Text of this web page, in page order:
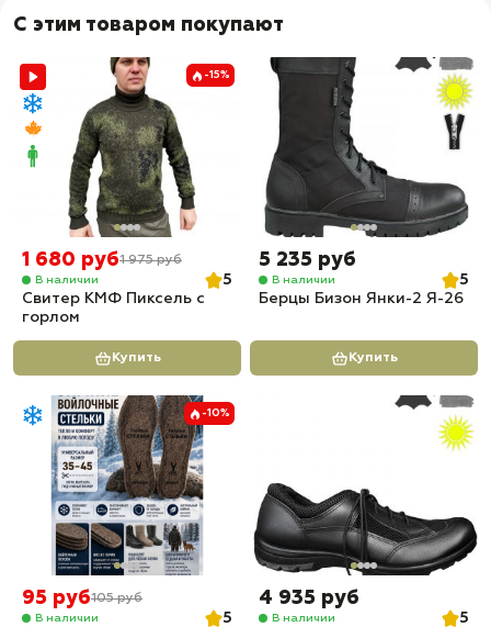
С этим товаром покупают
-15%
1 680 руб1 975 руб
В наличии
5
Свитер КМФ Пиксель с
горлом
Купить
5 235 руб
В наличии
5
Берцы Бизон Янки-2 Я-26
Купить
-10%
95 руб105 руб
В наличии
5
4 935 руб
В наличии
5